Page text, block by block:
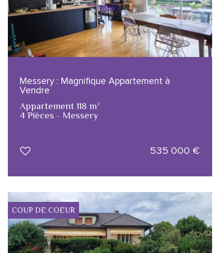
Messery : Magnifique Appartement à
Vendre
Appartement 118 m²
4 Pièces - Messery
535 000 €
COUP DE COEUR